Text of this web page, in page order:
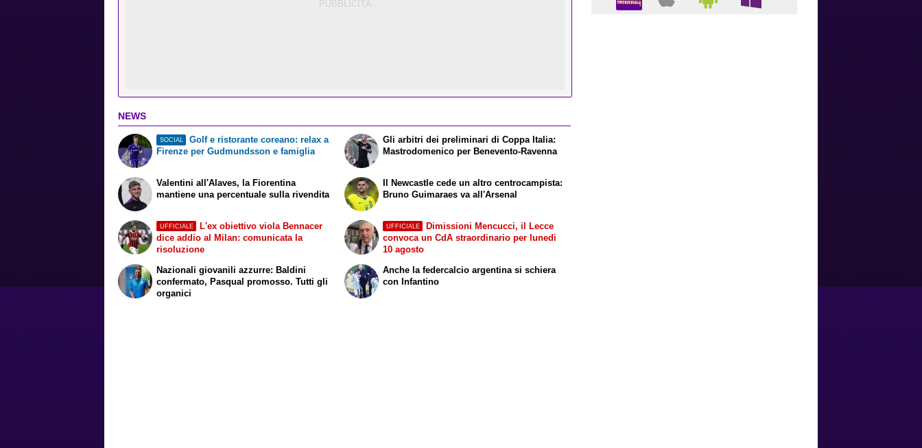
NEWS
SOCIAL
Golf e ristorante coreano: relax a
Firenze per Gudmundsson e famiglia
Valentini all'Alaves, la Fiorentina
mantiene una percentuale sulla rivendita
Gli arbitri dei preliminari di Coppa Italia:
Mastrodomenico per Benevento-Ravenna
Il Newcastle cede un altro centrocampista:
Bruno Guimaraes va all'Arsenal
UFFICIALE
L'ex obiettivo viola Bennacer
dice addio al Milan: comunicata la
risoluzione
Nazionali giovanili azzurre: Baldini
confermato, Pasqual promosso. Tutti gli
organici
UFFICIALE
Dimissioni Mencucci, il Lecce
convoca un CdA straordinario per lunedi
10 agosto
Anche la federcalcio argentina si schiera
con Infantino